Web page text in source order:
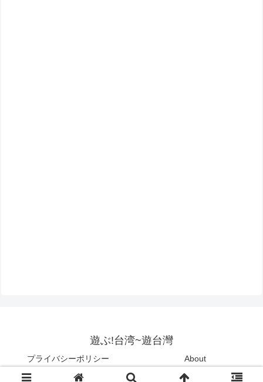
遊ぶ!台湾~遊台灣
プライバシーポリシー About
Copyright © 2015-2026 遊ぶ!台湾~遊台灣 All Rights Reserved.